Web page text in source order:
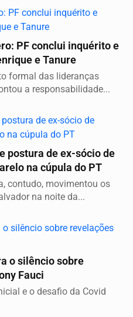
PF conclui inquérito e
e Tanure
formal das lideranças
a responsabilidade...
postura de ex-sócio de
na cúpula do PT
contudo, movimentou os
na noite da...
o silêncio sobre
Caso Anthony Fauci
e o desafio da Covid